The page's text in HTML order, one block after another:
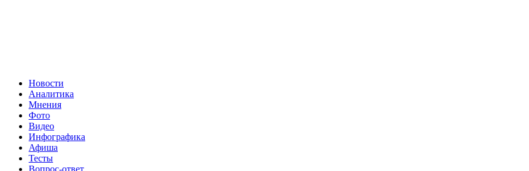
Новости
Аналитика
Мнения
Фото
Видео
Инфографика
Афиша
Тесты
Вопрос-ответ